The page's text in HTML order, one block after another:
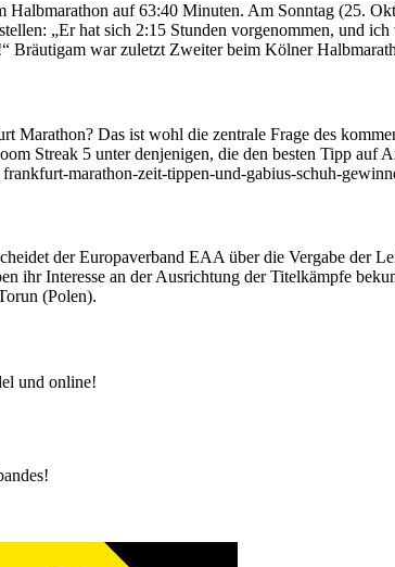
auf 63:40 Minuten. Am Sonntag (25.
„Er hat sich 2:15 Stunden vorgenommen, und
Bräutigam war zuletzt Zweiter beim Kölner
Das ist wohl die zentrale Frage des
Streak 5 unter denjenigen, die den besten Tipp auf
marathon-zeit-tippen-und-gabius-schuh-
der Europaverband EAA über die Vergabe der
ihr Interesse an der Ausrichtung der Titelkämpfe
(Polen).
und online!